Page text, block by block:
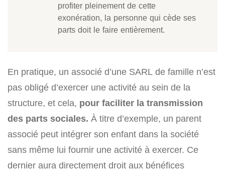
profiter pleinement de cette
exonération, la personne qui cède ses
parts doit le faire entièrement.
En pratique, un associé d’une SARL de famille n’est
pas obligé d’exercer une activité au sein de la
structure, et cela, pour faciliter la transmission
des parts sociales. À titre d’exemple, un parent
associé peut intégrer son enfant dans la société
sans même lui fournir une activité à exercer. Ce
dernier aura directement droit aux bénéfices